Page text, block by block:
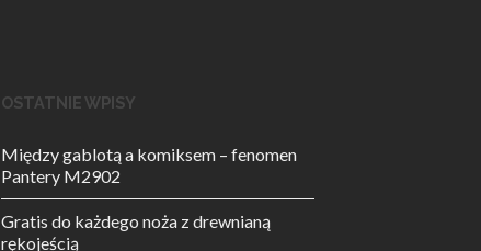
OSTATNIE WPISY
Między gablotą a komiksem – fenomen
Pantery M2902
Gratis do każdego noża z drewnianą
rękojeścią